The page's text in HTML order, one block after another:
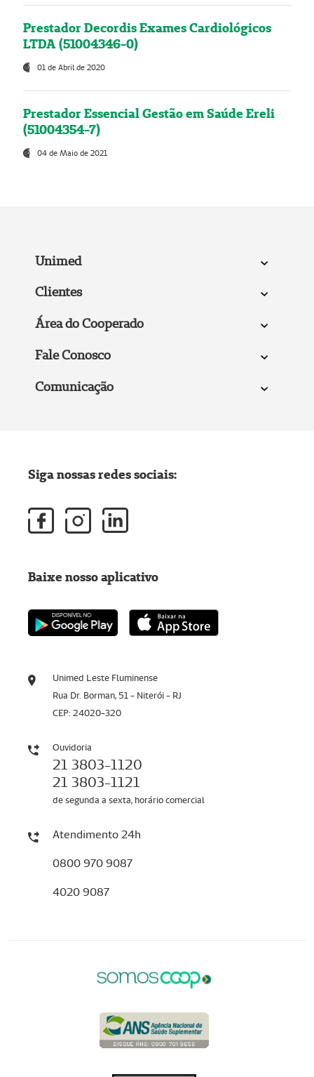
Prestador Decordis Exames Cardiológicos
LTDA (51004346-0)
01 de Abril de 2020
Prestador Essencial Gestão em Saúde Ereli
(51004354-7)
04 de Maio de 2021
Unimed
Clientes
Área do Cooperado
Fale Conosco
Comunicação
Unimed Leste Fluminense
Rua Dr. Borman, 51 - Niterói - RJ
CEP: 24020-320
Ouvidoria
21 3803-1120
21 3803-1121
de segunda a sexta, horário comercial
Atendimento 24h
0800 970 9087
4020 9087
Siga nossas redes sociais:
Baixe nosso aplicativo